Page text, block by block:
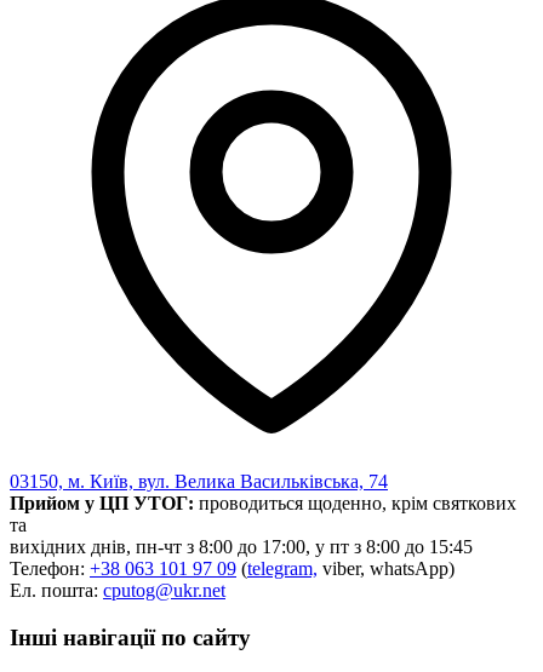
Статут УТОГ
Нормативна база УТОГ
Конвенція ООН
Законодавство
Декларації
Документи ВФГ
Міжнародні документи
03150, м. Київ, вул. Велика Васильківська, 74
Прийом у ЦП УТОГ: проводиться щоденно, крім святкових
та
вихідних днів, пн-чт з 8:00 до 17:00, у пт з 8:00 до 15:45
Телефон: +38 063 101 97 09 (telegram, viber, whatsApp)
Ел. пошта: cputog@ukr.net
Інші навігації по сайту